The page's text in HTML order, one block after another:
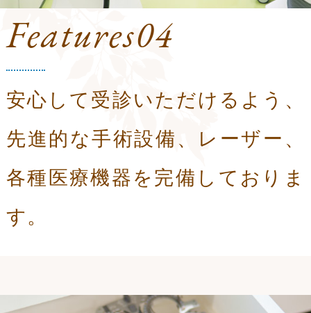
Features04
安心して受診いただけるよう、
先進的な手術設備、レーザー、
各種医療機器を完備しておりま
す。